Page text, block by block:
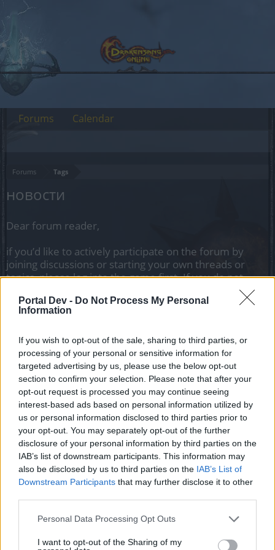
Portal Dev - Do Not Process My Personal
Information
If you wish to opt-out of the sale, sharing to third parties, or
processing of your personal or sensitive information for
targeted advertising by us, please use the below opt-out
section to confirm your selection. Please note that after your
opt-out request is processed you may continue seeing
interest-based ads based on personal information utilized by
us or personal information disclosed to third parties prior to
your opt-out. You may separately opt-out of the further
disclosure of your personal information by third parties on the
IAB’s list of downstream participants. This information may
also be disclosed by us to third parties on the IAB’s List of
Downstream Participants that may further disclose it to other
Personal Data Processing Opt Outs
I want to opt-out of the Sharing of my
Forums Tags
новости
Dear forum reader,
if you’d like to actively participate on the forum by
joining discussions or starting your own threads or
topics, please log into the game first. If you do not
have a game account, you will need to register for
one. We look forward to your next visit!CLICK
HERE
Отзывы сообщества: ответы на вопросы
Здравствуйте, Heroes of Dracania. Неделю назад команда
Drakensang Online собрала несколько вопросов от
сообщества игроков. Вот их ответы на...
Thread by:MENTOL,Sep 5, 2022, 0 replies, In forum:
Русскоязычный раздел
Thread
Релиз №256
Вот содержимое выпуска релиза №256. - Переработка события
«Победить непобедимого»: Выпадение из первых 3-х боссов в
Circus Monstrorum было...
Thread by: MENTOL,Jun 10, 2022, 0 replies, In forum:
Русскоязычный раздел
Релиз №254
установки релиза №254. График установки: Начало обратного
Thread by: MENTOL ,Mar 24, 2022, 9 replies, In forum:
Forums Calendar